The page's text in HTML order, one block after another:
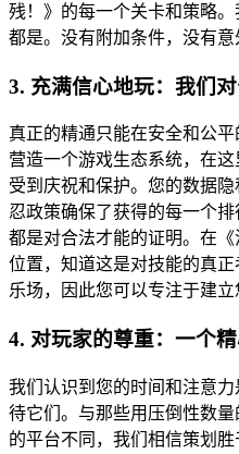
残！》的每一个关卡和策略
都是。没有附加条件，没有意
3. 充满信心地玩：我们
真正的精通只能在安全和公
营造一个游戏生态系统，在
受到庆祝和保护。您的数据
忍政策确保了获得的每一个排
都是对合法才能的证明。在
位置，知道这是对技能的真
乐场，因此您可以专注于建立
4. 对玩家的尊重：一个
我们认识到您的时间和注意
待它们。与那些用压倒性数
的平台不同，我们相信策划